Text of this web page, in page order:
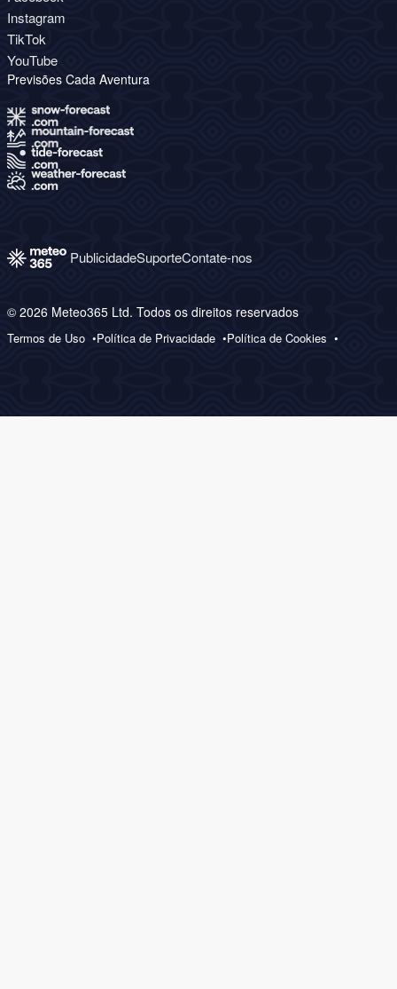
Instagram
TikTok
YouTube
Previsões Cada Aventura
PublicidadeSuporteContate-nos
© 2026 Meteo365 Ltd. Todos os direitos reservados
Termos de Uso Política de Privacidade Política de Cookies